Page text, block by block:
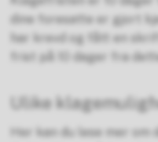
dine foresatte er gjort
har krevd og fått en
frist på 10 dager fra
Ulike
Her kan du lese mer